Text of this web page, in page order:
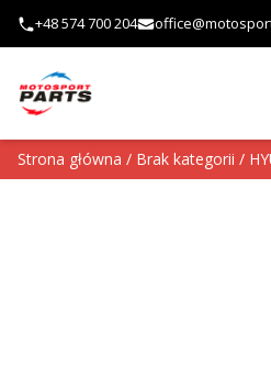
Przejdź do treści
+48 574 700 204
Strona główna / Brak kategorii /